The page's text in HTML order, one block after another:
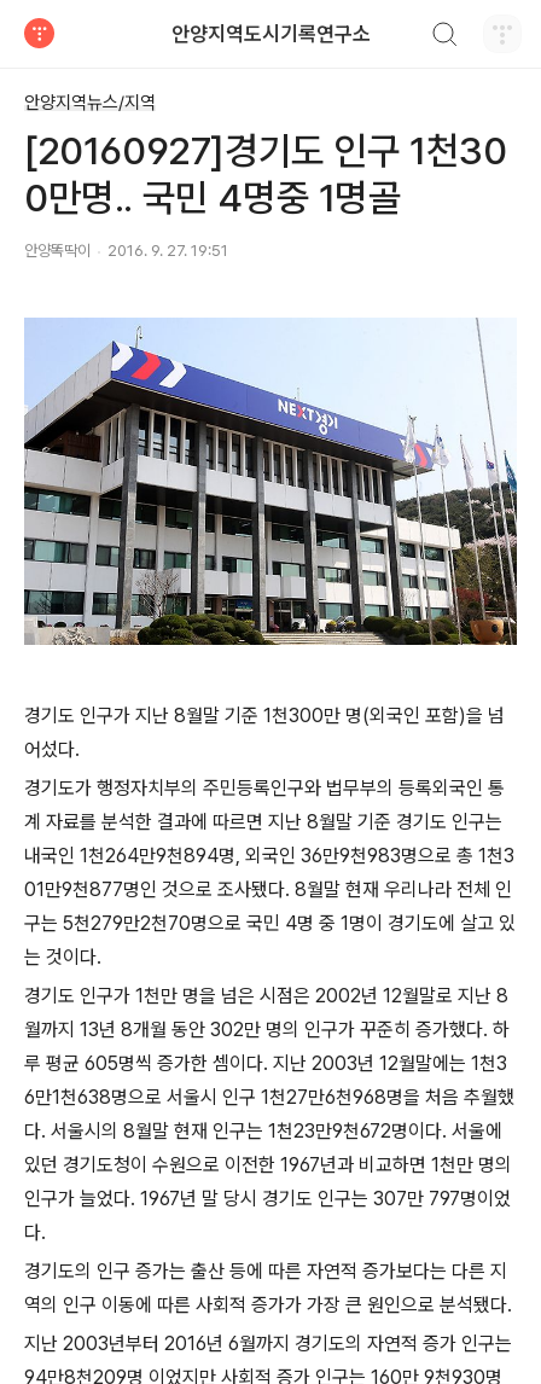
안양지역도시기록연구소
안양지역뉴스/지역
[20160927]경기도 인구 1천30
0만명.. 국민 4명중 1명골
안양똑딱이 2016. 9. 27. 19:51
경기도 인구가 지난 8월말 기준 1천300만 명(외국인 포함)을 넘
어섰다.
경기도가 행정자치부의 주민등록인구와 법무부의 등록외국인 통
계 자료를 분석한 결과에 따르면 지난 8월말 기준 경기도 인구는
내국인 1천264만9천894명, 외국인 36만9천983명으로 총 1천3
01만9천877명인 것으로 조사됐다. 8월말 현재 우리나라 전체 인
구는 5천279만2천70명으로 국민 4명 중 1명이 경기도에 살고 있
는 것이다.
경기도 인구가 1천만 명을 넘은 시점은 2002년 12월말로 지난 8
월까지 13년 8개월 동안 302만 명의 인구가 꾸준히 증가했다. 하
루 평균 605명씩 증가한 셈이다. 지난 2003년 12월말에는 1천3
6만1천638명으로 서울시 인구 1천27만6천968명을 처음 추월했
다. 서울시의 8월말 현재 인구는 1천23만9천672명이다. 서울에
있던 경기도청이 수원으로 이전한 1967년과 비교하면 1천만 명의
인구가 늘었다. 1967년 말 당시 경기도 인구는 307만 797명이었
다.
경기도의 인구 증가는 출산 등에 따른 자연적 증가보다는 다른 지
역의 인구 이동에 따른 사회적 증가가 가장 큰 원인으로 분석됐다.
지난 2003년부터 2016년 6월까지 경기도의 자연적 증가 인구는
94만8천209명 이었지만 사회적 증가 인구는 160만 9천930명